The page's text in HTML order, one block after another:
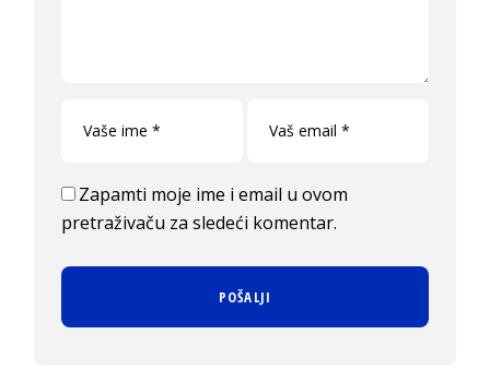
Zapamti moje ime i email u ovom
pretraživaču za sledeći komentar.